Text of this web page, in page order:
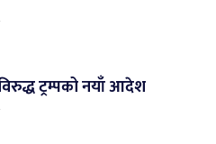
ट्रम्पको नयाँ आदेश